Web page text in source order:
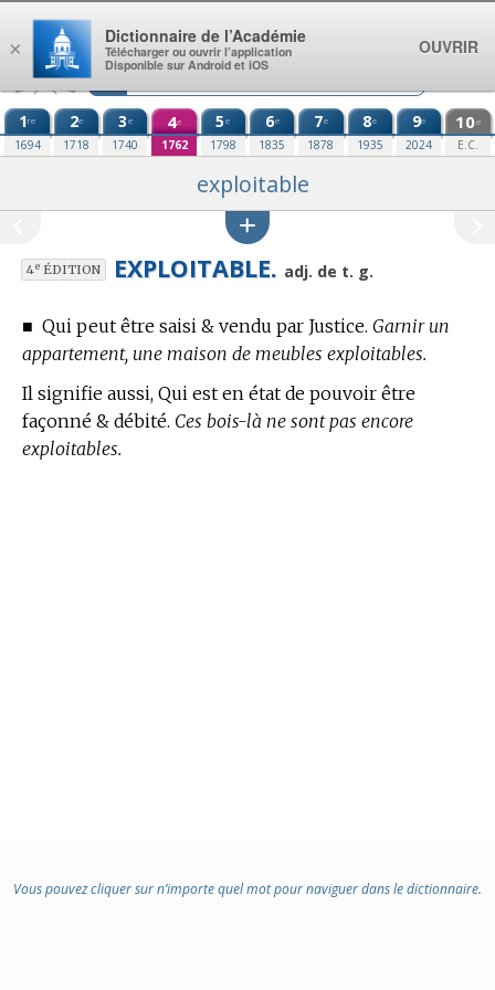
Aller au contenu
1re
1694
2e
1718
3e
1740
4e
1762
5e
1798
6e
1835
7e
1878
8e
1935
9e
2024
10e
E.C.
exploitable
4eÉDITION EXPLOITABLE. adj. de t. g.
■ Qui peut être saisi & vendu par Justice. Garnir un
appartement, une maison de meubles exploitables.
Il signifie aussi, Qui est en état de pouvoir être
façonné & débité. Ces bois-là ne sont pas encore
exploitables.
Vous pouvez cliquer sur n’importe quel mot pour naviguer dans le dictionnaire.
×
Dictionnaire de l’Académie
Télécharger ou ouvrir l’application
Disponible sur Android et iOS
OUVRIR